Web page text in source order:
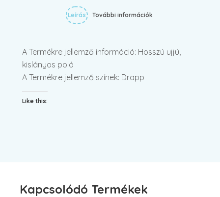
Leírás További információk
A Termékre jellemző információ: Hosszú ujjú,
kislányos poló
A Termékre jellemző színek: Drapp
Like this:
Kapcsolódó Termékek